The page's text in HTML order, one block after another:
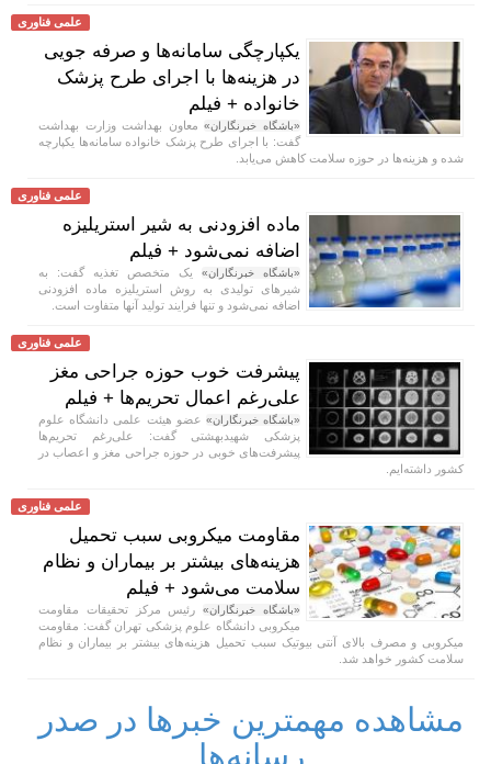
علمی فناوری
یکپارچگی سامانه‌ها و صرفه جویی
در هزینه‌ها با اجرای طرح پزشک
خانواده + فیلم
«باشگاه خبرنگاران»معاون بهداشت وزارت بهداشت
گفت: با اجرای طرح پزشک خانواده سامانه‌ها یکپارچه
شده و هزینه‌ها در حوزه سلامت کاهش می‌یابد.
علمی فناوری
ماده افزودنی به شیر استریلیزه
اضافه نمی‌شود + فیلم
«باشگاه خبرنگاران» یک متخصص تغذیه گفت: به
شیر‌های تولیدی به روش استریلیزه ماده افزودنی
اضافه نمی‌شود و تنها فرایند تولید آنها متفاوت است.
علمی فناوری
پیشرفت خوب حوزه جراحی مغز
علی‌رغم اعمال تحریم‌ها + فیلم
«باشگاه خبرنگاران» عضو هیئت علمی دانشگاه علوم
پزشکی شهیدبهشتی گفت: علی‌رغم تحریم‌ها
پیشرفت‌های خوبی در حوزه جراحی مغز و اعصاب در
کشور داشته‌ایم.
علمی فناوری
مقاومت میکروبی سبب تحمیل
هزینه‌های بیشتر بر بیماران و نظام
سلامت می‌شود + فیلم
«باشگاه خبرنگاران»رئیس مرکز تحقیقات مقاومت
میکروبی دانشگاه علوم پزشکی تهران گفت: مقاومت
میکروبی و مصرف بالای آنتی بیوتیک سبب تحمیل هزینه‌های بیشتر بر بیماران و نظام
سلامت کشور خواهد شد.
مشاهده مهمترین خبرها در صدر
رسانه‌ها